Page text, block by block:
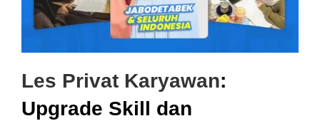
Les Privat Karyawan:
Upgrade Skill dan